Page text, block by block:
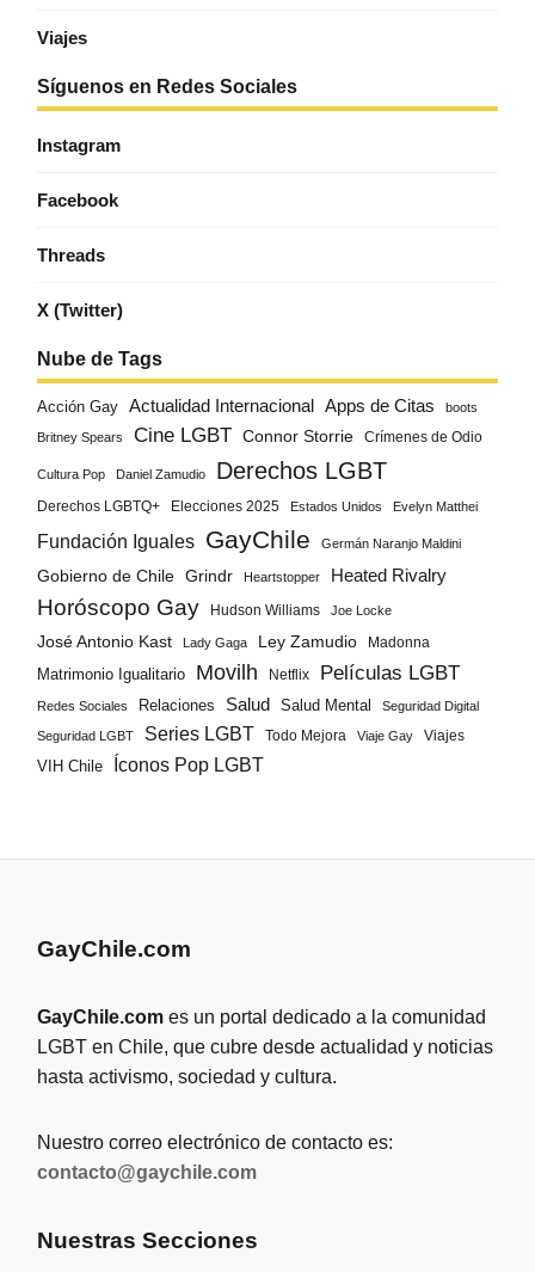
Viajes
Síguenos en Redes Sociales
Instagram
Facebook
Threads
X (Twitter)
Nube de Tags
Acción Gay Actualidad Internacional Apps de Citas boots
Britney Spears Cine LGBT Connor Storrie Crímenes de Odio
Cultura Pop Daniel Zamudio Derechos LGBT
Derechos LGBTQ+ Elecciones 2025 Estados Unidos Evelyn Matthei
Fundación Iguales GayChile Germán Naranjo Maldini
Gobierno de Chile Grindr Heartstopper Heated Rivalry
Horóscopo Gay Hudson Williams Joe Locke
José Antonio Kast Lady Gaga Ley Zamudio Madonna
Matrimonio Igualitario Movilh Netflix Películas LGBT
Redes Sociales Relaciones Salud Salud Mental Seguridad Digital
Seguridad LGBT Series LGBT Todo Mejora Viaje Gay
Viajes
VIH Chile
Íconos Pop LGBT
GayChile.com
GayChile.com es un portal dedicado a la comunidad
LGBT en Chile, que cubre desde actualidad y noticias
hasta activismo, sociedad y cultura.
Nuestro correo electrónico de contacto es:
contacto@gaychile.com
Nuestras Secciones